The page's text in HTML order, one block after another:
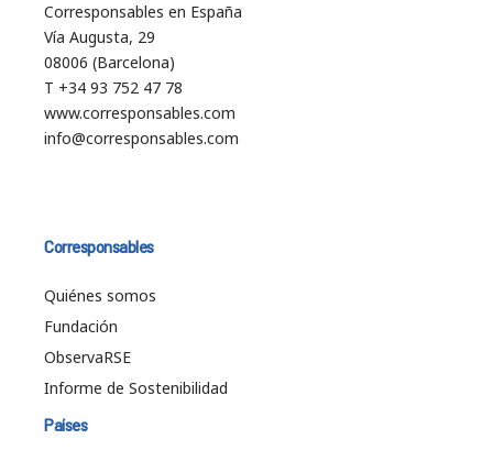
Corresponsables en España
Vía Augusta, 29
08006 (Barcelona)
T +34 93 752 47 78
www.corresponsables.com
info@corresponsables.com
Corresponsables
Quiénes somos
Fundación
ObservaRSE
Informe de Sostenibilidad
Países